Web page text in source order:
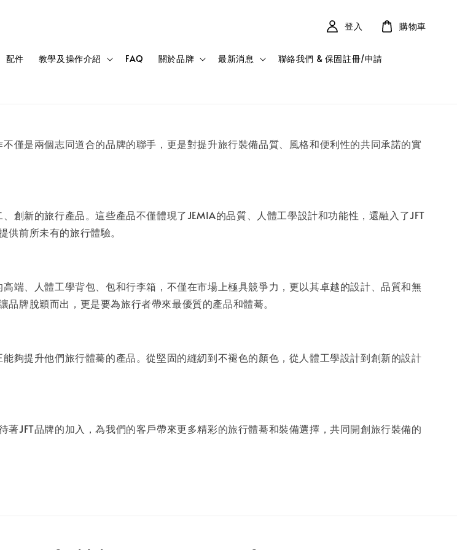
配件 教學及操作介紹 FAQ 關於品牌 最新消息 聯絡我們 & 保固註冊/申請
登入 購物車
僅是兩個志同道合的品牌的聯手，更是對提升旅行裝備品質、風格和便利性的共同承諾的實
創新的旅行產品。這些產品不僅體現了JEMIA的品質、人體工學設計和功能性，還融入了JFT
前所未有的旅行體驗。
端、人體工學背包、包和行李箱，不僅在市場上極具競爭力，更以其卓越的設計、品質和無
牌脫穎而出，更是要為旅行者帶來最優質的產品和體驀。
夠提升他們旅行體驀的產品。從堅固的縫紉到不褪色的顏色，從人體工學設計到創新的設計
JFT品牌的加入，為我們的客戶帶來更多精彩的旅行體驀和裝備選擇，共同開創旅行裝備的